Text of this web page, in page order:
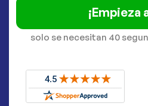
¡Empieza
solo se necesitan 40